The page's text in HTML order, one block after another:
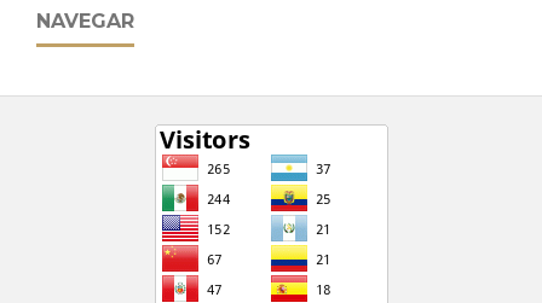
NAVEGAR